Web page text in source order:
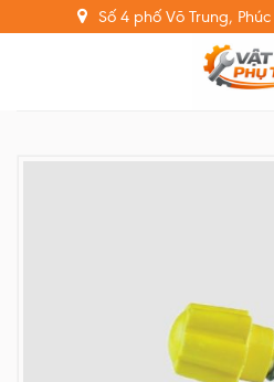
to
Số 4 phố Võ Trung,